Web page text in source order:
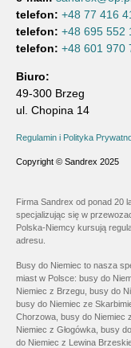
telefon: +48 77 416
telefon: +48 695 552
telefon: +48 601 970
Biuro:
49-300 Brzeg
ul. Chopina 14
Regulamin i Polityka
Copyright © Sandrex 2025
Firma Sandrex od ponad 20
specjalizując się w
Polska-Niemcy kursują
adresu.
Busy do Niemiec to nasza
miast w Polsce: busy do
Niemiec z Brzegu, busy do
busy do Niemiec ze
Chorzowa, busy do Niemiec
Niemiec z Głogówka, busy
do Niemiec z Lewina